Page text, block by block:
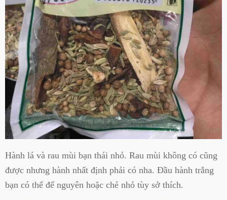
Hành lá và rau mùi bạn thái nhỏ. Rau mùi không có cũng
được nhưng hành nhất định phải có nha. Đầu hành trắng
bạn có thể để nguyên hoặc chẻ nhỏ tùy sở thích.